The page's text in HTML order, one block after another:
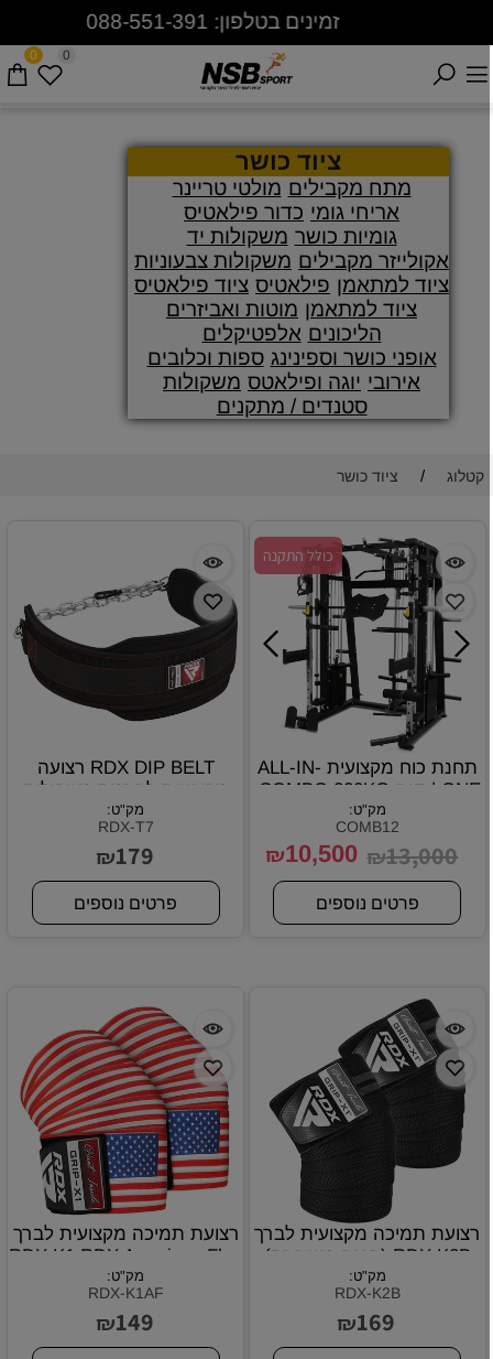
זמינים בטלפון: 088-551-391
0 0
ציוד כושר
מתח מקבילים מולטי טריינר
אריחי גומי כדור פילאטיס
גומיות כושר משקולות יד
אקולייזר מקבילים משקולות צבעוניות
ציוד למתאמן פילאטיס ציוד פילאטיס
ציוד למתאמן מוטות ואביזרים
הליכונים אלפטיקלים
אופני כושר וספינינג ספות וכלובים
אירובי יוגה ופילאטס משקולות
סטנדים / מתקנים
קטלוג / ציוד כושר
כולל התקנה
תחנת כוח מקצועית ALL-IN-
ONE | דגם COMBO 220KG
מק"ט:
COMB12
₪13,000
₪10,500
פרטים נוספים
RDX DIP BELT רצועה
מקצועית להרמת משקולות
עם שרשרת
מק"ט:
RDX-T7
₪179
פרטים נוספים
רצועת תמיכה מקצועית לברך
RDX K2B (הגנה משופרת)
מק"ט:
RDX-K2B
₪169
רצועת תמיכה מקצועית לברך
RDX K1 RDX American Flag
מק"ט:
RDX-K1AF
₪149